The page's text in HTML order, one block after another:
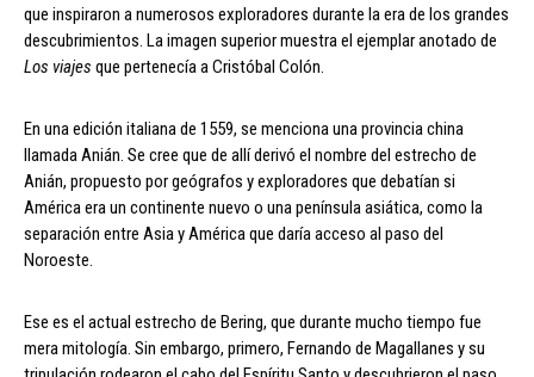
que inspiraron a numerosos exploradores durante la era de los grandes
descubrimientos. La imagen superior muestra el ejemplar anotado de
Los viajes que pertenecía a Cristóbal Colón.
En una edición italiana de 1559, se menciona una provincia china
llamada Anián. Se cree que de allí derivó el nombre del estrecho de
Anián, propuesto por geógrafos y exploradores que debatían si
América era un continente nuevo o una península asiática, como la
separación entre Asia y América que daría acceso al paso del
Noroeste.
Ese es el actual estrecho de Bering, que durante mucho tiempo fue
mera mitología. Sin embargo, primero, Fernando de Magallanes y su